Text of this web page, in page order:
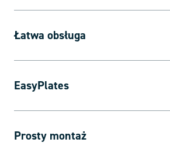
Łatwa obsługa
EasyPlates
Prosty montaż